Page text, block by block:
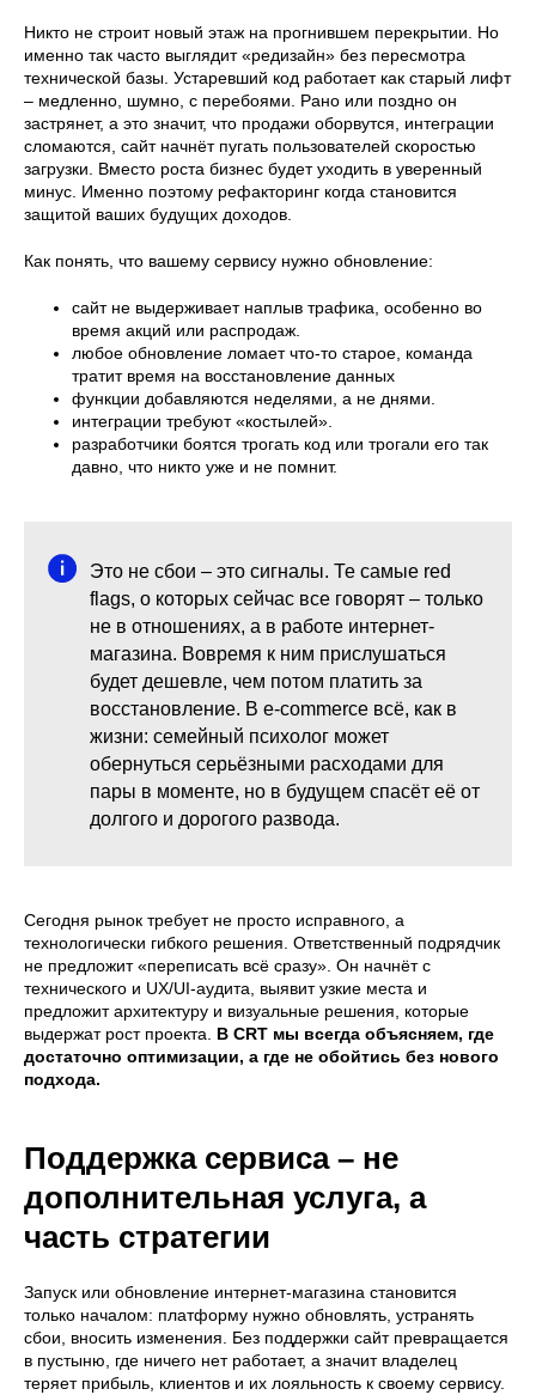
Никто не строит новый этаж на прогнившем перекрытии. Но
именно так часто выглядит «редизайн» без пересмотра
технической базы. Устаревший код работает как старый лифт
– медленно, шумно, с перебоями. Рано или поздно он
застрянет, а это значит, что продажи оборвутся, интеграции
сломаются, сайт начнёт пугать пользователей скоростью
загрузки. Вместо роста бизнес будет уходить в уверенный
минус. Именно поэтому рефакторинг когда становится
защитой ваших будущих доходов.
Как понять, что вашему сервису нужно обновление:
сайт не выдерживает наплыв трафика, особенно во
время акций или распродаж.
любое обновление ломает что-то старое, команда
тратит время на восстановление данных
функции добавляются неделями, а не днями.
интеграции требуют «костылей».
разработчики боятся трогать код или трогали его так
давно, что никто уже и не помнит.
Это не сбои – это сигналы. Те самые red
flags, о которых сейчас все говорят – только
не в отношениях, а в работе интернет-
магазина. Вовремя к ним прислушаться
будет дешевле, чем потом платить за
восстановление. В e-commerce всё, как в
жизни: семейный психолог может
обернуться серьёзными расходами для
пары в моменте, но в будущем спасёт её от
долгого и дорогого развода.
Сегодня рынок требует не просто исправного, а
технологически гибкого решения. Ответственный подрядчик
не предложит «переписать всё сразу». Он начнёт с
технического и UX/UI-аудита, выявит узкие места и
предложит архитектуру и визуальные решения, которые
выдержат рост проекта. В CRT мы всегда объясняем, где
достаточно оптимизации, а где не обойтись без нового
подхода.
Поддержка сервиса – не
дополнительная услуга, а
часть стратегии
Запуск или обновление интернет-магазина становится
только началом: платформу нужно обновлять, устранять
сбои, вносить изменения. Без поддержки сайт превращается
в пустыню, где ничего нет работает, а значит владелец
теряет прибыль, клиентов и их лояльность к своему сервису.